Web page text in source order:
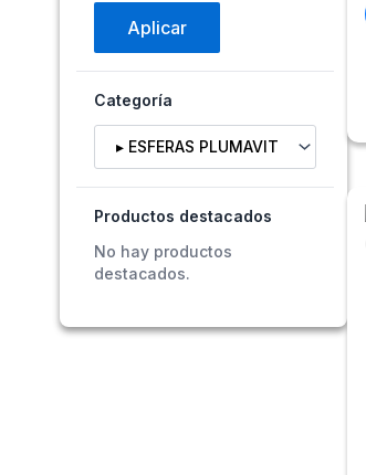
Aplicar
Categoría
Productos destacados
No hay productos
destacados.